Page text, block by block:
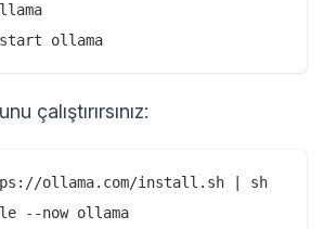
çalıştırırsınız:
ollama.com/install.sh | sh